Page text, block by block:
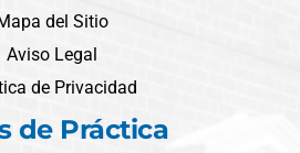
del Sitio
Aviso Legal
de Privacidad
de Práctica